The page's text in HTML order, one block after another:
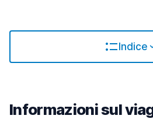
Indice
Informazioni sul